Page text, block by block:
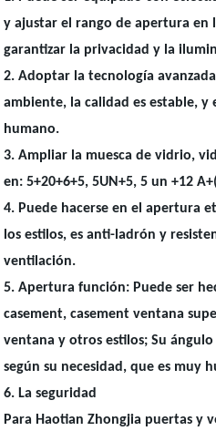
y ajustar el rango de apertura en
garantizar la privacidad y la
2. Adoptar la tecnología
ambiente, la calidad es estable, y
humano.
3. Ampliar la muesca de vidrio,
en: 5+20+6+5, 5UN+5, 5 un +12
4. Puede hacerse en el apertura
los estilos, es anti-ladrón y
ventilación.
5. Apertura función: Puede ser
casement, casement ventana
ventana y otros estilos; Su
según su necesidad, que es muy
6. La seguridad
Para Haotian Zhongjia puertas y